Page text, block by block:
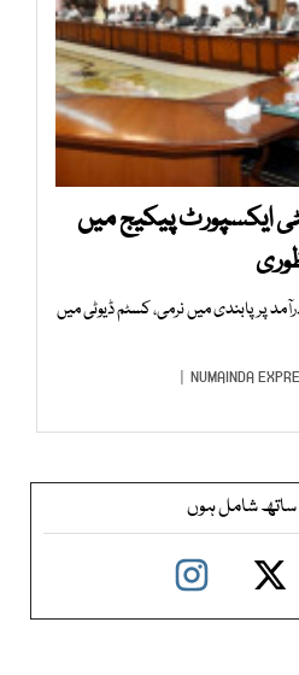
ایکسپورٹ پیکیج میں
پر پابندی میں نرمی، کسٹم ڈیوٹی میں
NUMAINDA
شامل ہوں